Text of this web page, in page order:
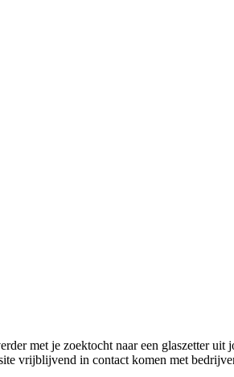
met je zoektocht naar een glaszetter uit
vrijblijvend in contact komen met